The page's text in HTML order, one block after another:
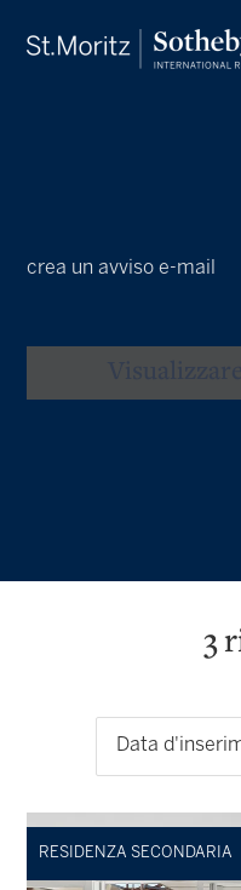
crea un avviso e-mail
3
Data
RESIDENZA SECONDARIA